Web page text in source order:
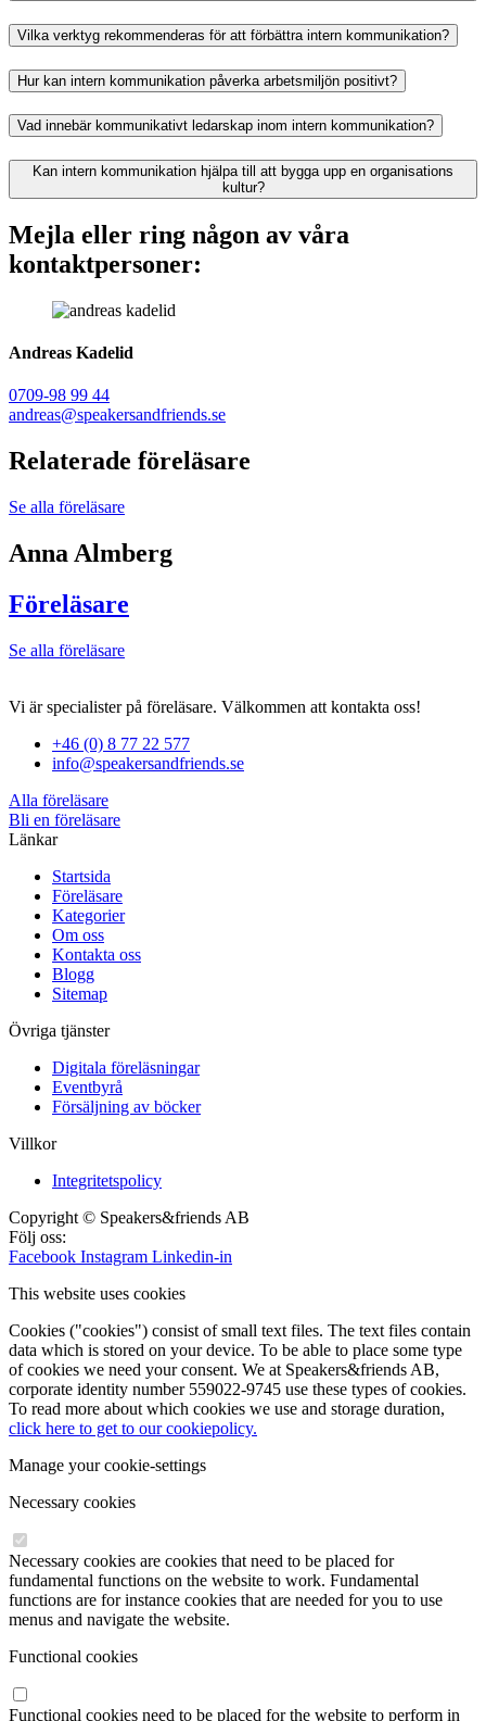
Vilka verktyg rekommenderas för att förbättra intern kommunikation?
Hur kan intern kommunikation påverka arbetsmiljön positivt?
Vad innebär kommunikativt ledarskap inom intern kommunikation?
Kan intern kommunikation hjälpa till att bygga upp en organisations
kultur?
Mejla eller ring någon av våra
kontaktpersoner:
Andreas Kadelid ​
0709-98 99 44
andreas@speakersandfriends.se​
Relaterade föreläsare
Se alla föreläsare
Anna Almberg
Föreläsare
Se alla föreläsare
Vi är specialister på föreläsare. Välkommen att kontakta oss!
+46 (0) 8 77 22 577
info@speakersandfriends.se
Alla föreläsare
Bli en föreläsare​
Länkar
Startsida
Föreläsare
Kategorier
Om oss
Kontakta oss
Blogg
Sitemap
Övriga tjänster
Digitala föreläsningar
Eventbyrå
Försäljning av böcker
Villkor
Integritetspolicy
Copyright © Speakers&friends AB
Följ oss:
Facebook Instagram Linkedin-in
This website uses cookies
Cookies ("cookies") consist of small text files. The text files contain
data which is stored on your device. To be able to place some type
of cookies we need your consent. We at Speakers&friends AB,
corporate identity number 559022-9745 use these types of cookies.
To read more about which cookies we use and storage duration,
click here to get to our cookiepolicy.
Manage your cookie-settings
Necessary cookies
Necessary cookies are cookies that need to be placed for
fundamental functions on the website to work. Fundamental
functions are for instance cookies that are needed for you to use
menus and navigate the website.
Functional cookies
Functional cookies need to be placed for the website to perform in